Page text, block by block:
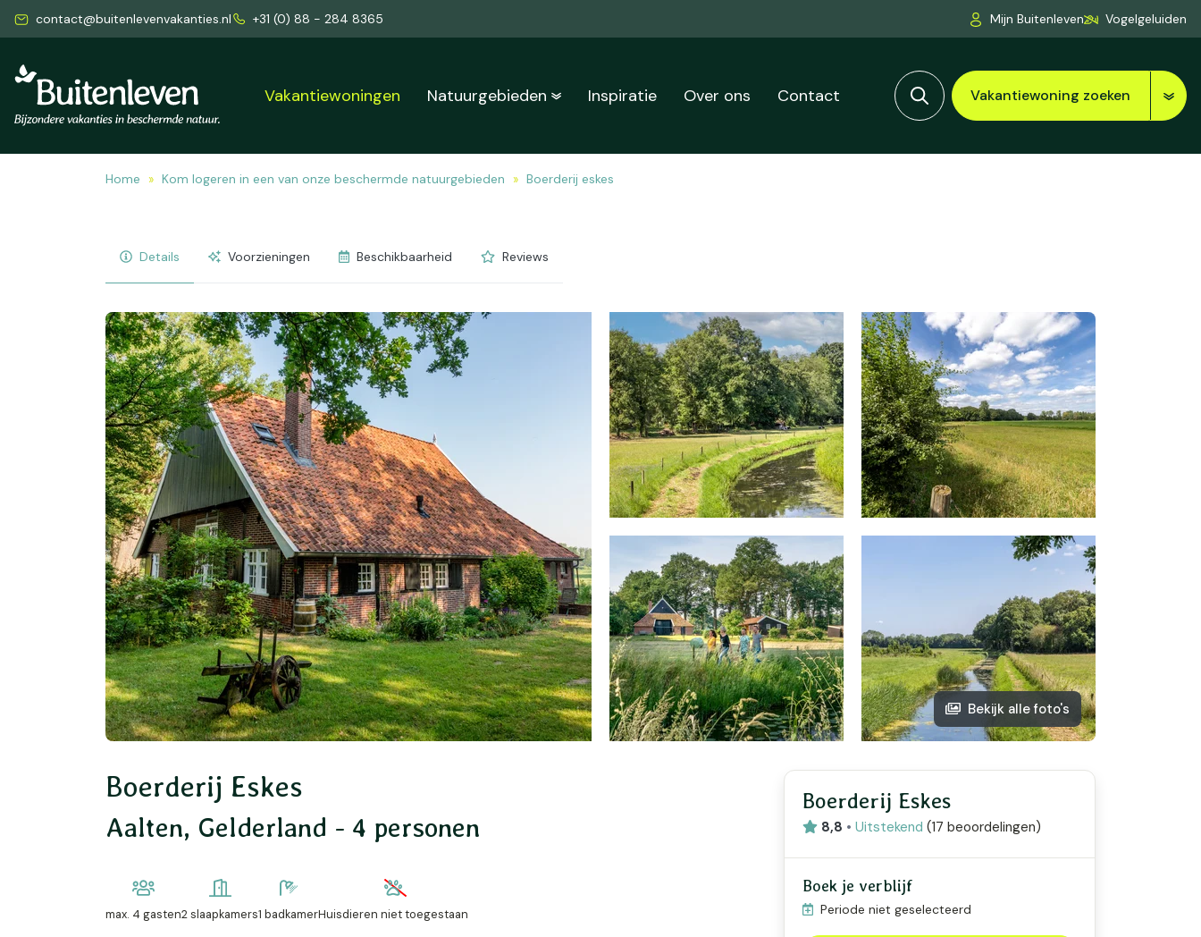
contact@buitenlevenvakanties.nl +31 (0) 88 - 284 8365 Mijn Buitenleven Vogelgeluiden
Vakantiewoningen Natuurgebieden Inspiratie Over ons Contact Vakantiewoning zoeken
Home Kom logeren in een van onze beschermde natuurgebieden Boerderij eskes
Details Voorzieningen Beschikbaarheid Reviews
Bekijk alle foto's
Boerderij Eskes
Aalten, Gelderland - 4 personen
max. 4 gasten2 slaapkamers1 badkamerHuisdieren niet toegestaan
Boerderij Eskes
8,8 • Uitstekend (17 beoordelingen)
Boek je verblijf
Periode niet geselecteerd